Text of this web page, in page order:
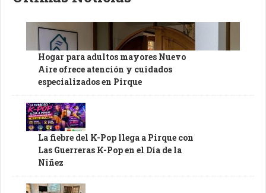
Hogar para adultos mayores Nuevo
Aire ofrece atención y cuidados
especializados en Pirque
La fiebre del K-Pop llega a Pirque con
Las Guerreras K-Pop en el Día de la
Niñez